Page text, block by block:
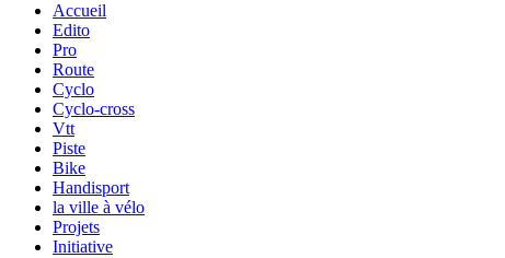
Accueil
Edito
Pro
Route
Cyclo
Cyclo-cross
Vtt
Piste
Bike
Handisport
la ville à vélo
Projets
Initiative